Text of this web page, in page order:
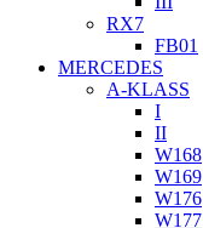
RX7
FB01
MERCEDES
A-KLASS
I
II
W168
W169
W176
W177